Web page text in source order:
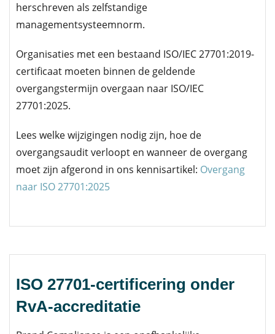
herschreven als zelfstandige
managementsysteemnorm.
Organisaties met een bestaand ISO/IEC 27701:2019-
certificaat moeten binnen de geldende
overgangstermijn overgaan naar ISO/IEC
27701:2025.
Lees welke wijzigingen nodig zijn, hoe de
overgangsaudit verloopt en wanneer de overgang
moet zijn afgerond in ons kennisartikel: Overgang
naar ISO 27701:2025
ISO 27701-certificering onder
RvA-accreditatie